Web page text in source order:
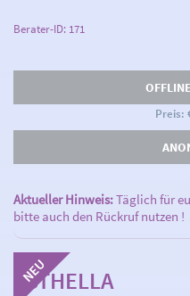
Berater-ID: 171
Preis:
Aktueller Hinweis:Täglich für
bitte auch den Rückruf nutzen !
ESTHELLA